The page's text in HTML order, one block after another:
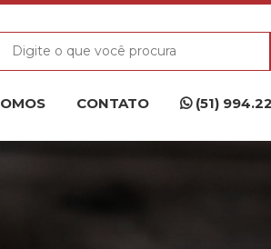
CONTATO (51)